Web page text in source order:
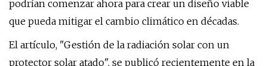
podrían comenzar ahora para crear un diseño viable
que pueda mitigar el cambio climático en décadas.
El artículo, "Gestión de la radiación solar con un
protector solar atado", se publicó recientemente en la